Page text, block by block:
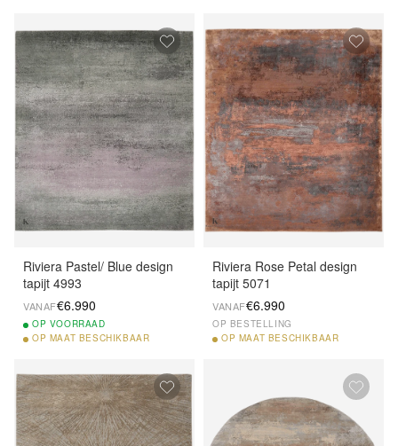
Riviera Pastel/ Blue design
tapijt 4993
VANAF€6.990
OP VOORRAAD
OP MAAT BESCHIKBAAR
Riviera Rose Petal design
tapijt 5071
VANAF€6.990
OP BESTELLING
OP MAAT BESCHIKBAAR